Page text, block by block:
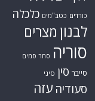
כורדים כטב"מים כלכלה
לבנון מצרים
סוריה סחר סמים
סייבר סין סיני
סעודיה עזה